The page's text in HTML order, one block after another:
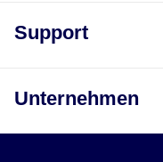
Support
Unternehmen